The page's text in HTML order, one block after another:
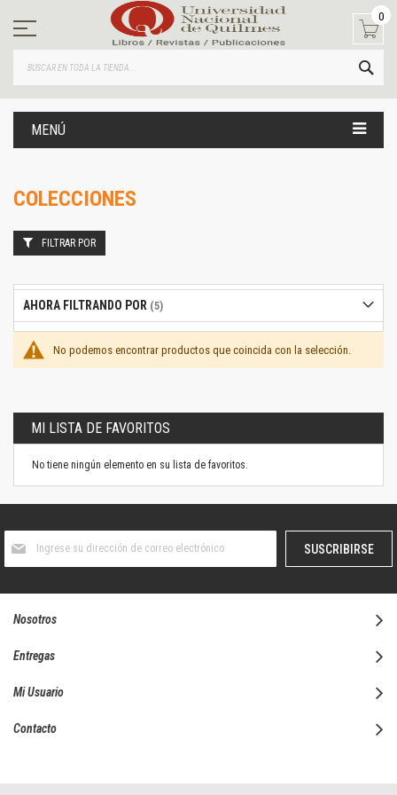
contenido
0
MENÚ
COLECCIONES
No podemos encontrar productos que coincida con la selección.
FILTRAR POR
AHORA FILTRANDO POR
MI LISTA DE FAVORITOS
No tiene ningún elemento en su lista de favoritos.
boletín
SUSCRIBIRSE
Nosotros
Entregas
Mi Usuario
Contacto